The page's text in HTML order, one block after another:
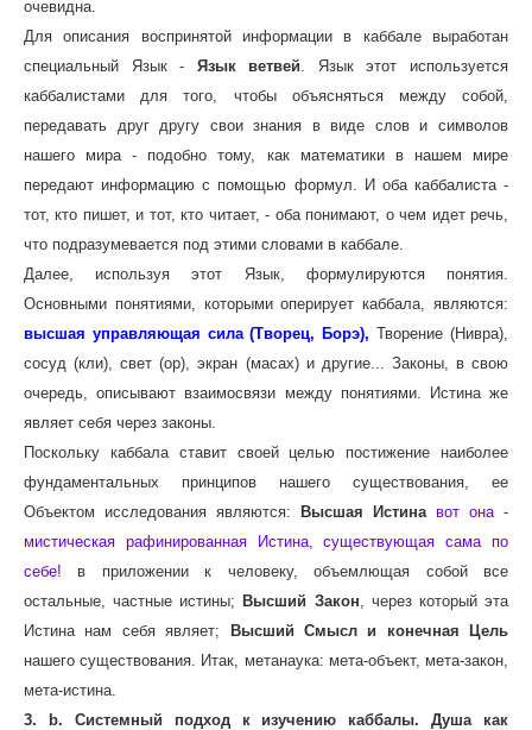
очевидна.
Для описания воспринятой информации в каббале выработан
специальный Язык - Язык ветвей . Язык этот используется
каббалистами для того, чтобы объясняться между собой,
передавать друг другу свои знания в виде слов и символов
нашего мира - подобно тому, как математики в нашем мире
передают информацию с помощью формул. И оба каббалиста -
тот, кто пишет, и тот, кто читает, - оба понимают, о чем идет речь,
что подразумевается под этими словами в каббале.
Далее, используя этот Язык, формулируются понятия.
Основными понятиями, которыми оперирует каббала, являются:
высшaя управляющaя силa (Творец, Борэ), Творение (Нивра),
сосуд (кли), свет (ор), экран (масах) и другие... Законы, в свою
очередь, описывают взаимосвязи между понятиями. Истина же
являет себя через законы.
Поскольку каббала ставит своей целью постижение наиболее
фундаментальных принципов нашего существования, ее
Объектом исследования являются:
Высшая Истина вот она -
мистическая рафинированная Истина, существующая сама по
себе! в приложении к человеку, объемлющая собой все
остальные, частные истины;
Высший Закон , через который эта
Истина нам себя являет;
Высший Смысл и конечная Цель
нашего существования. Итак, метанаука: мета-объект, мета-закон,
мета-истина.
3. b. Системный подход к изучению каббалы. Душа как